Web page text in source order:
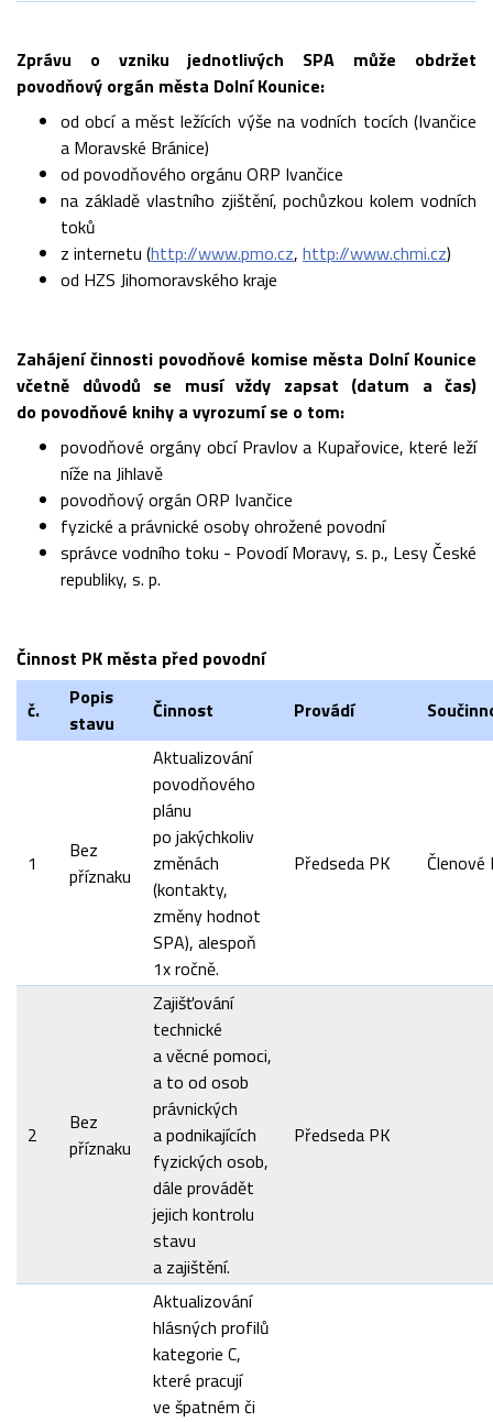
Zprávu o vzniku jednotlivých SPA může obdržet
povodňový orgán města Dolní Kounice:
od obcí a měst ležících výše na vodních tocích (Ivančice
a Moravské Bránice)
od povodňového orgánu ORP Ivančice
na základě vlastního zjištění, pochůzkou kolem vodních
toků
z internetu (http://www.pmo.cz, http://www.chmi.cz)
od HZS Jihomoravského kraje
Zahájení činnosti povodňové komise města Dolní Kounice
včetně důvodů se musí vždy zapsat (datum a čas)
do povodňové knihy a vyrozumí se o tom:
povodňové orgány obcí Pravlov a Kupařovice, které leží
níže na Jihlavě
povodňový orgán ORP Ivančice
fyzické a právnické osoby ohrožené povodní
správce vodního toku - Povodí Moravy, s. p., Lesy České
republiky, s. p.
Činnost PK města před povodní
č.
Popis
stavu
Činnost Provádí
1
Bez
příznaku
Aktualizování
povodňového
plánu
po jakýchkoliv
změnách
(kontakty,
změny hodnot
SPA), alespoň
1x ročně.
Předseda PK Členové
2
Bez
příznaku
Zajišťování
technické
a věcné pomoci,
a to od osob
právnických
a podnikajících
fyzických osob,
dále provádět
jejich kontrolu
stavu
a zajištění.
Předseda PK
Aktualizování
hlásných profilů
kategorie C,
které pracují
ve špatném či